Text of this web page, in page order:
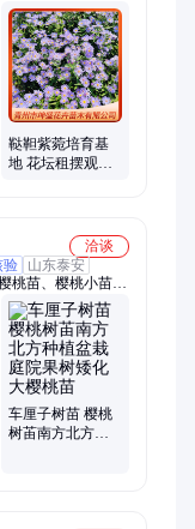
鞑靼紫菀培育基
地 花坛租摆观赏
洽谈
验
山东泰安
桃苗、樱桃小苗、
化樱桃砧木
车厘子树苗 樱桃
树苖南方北方种